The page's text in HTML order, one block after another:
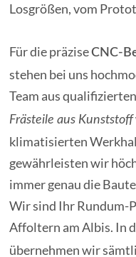
Losgrößen, vom
Für die präziseCNC-
stehen bei uns
Team aus
Frästeile aus Kunststoff
klimatisierten
gewährleisten wir
immer genau die
Wir sind Ihr Rundum-
Affoltern am Albis. In
übernehmen wir